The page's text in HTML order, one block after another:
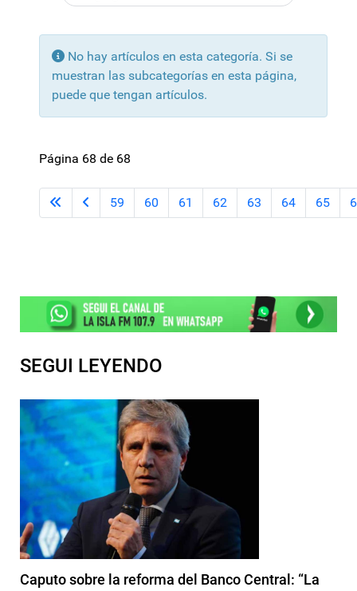
Información
No hay artículos en esta categoría. Si se
muestran las subcategorías en esta página,
puede que tengan artículos.
Página 68 de 68
59 60 61 62 63 64 65
SEGUI LEYENDO
Caputo sobre la reforma del Banco Central: “La